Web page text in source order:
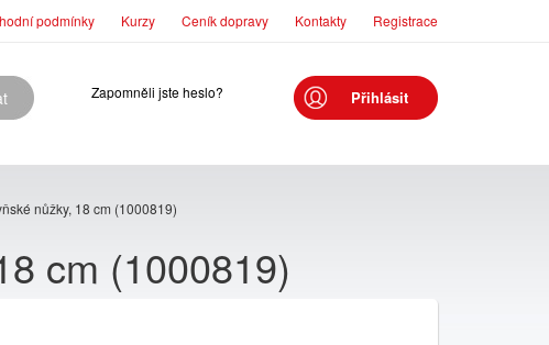
Přihlásit
podmínky Kurzy Ceník dopravy Kontakty Registrace
Zapomněli jste heslo?
nůžky, 18 cm (1000819)
cm (1000819)